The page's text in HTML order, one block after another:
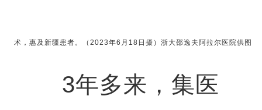
术，惠及新疆患者。（2023年6月18日摄）浙大邵逸夫阿拉尔医院供图
3年多来，集医